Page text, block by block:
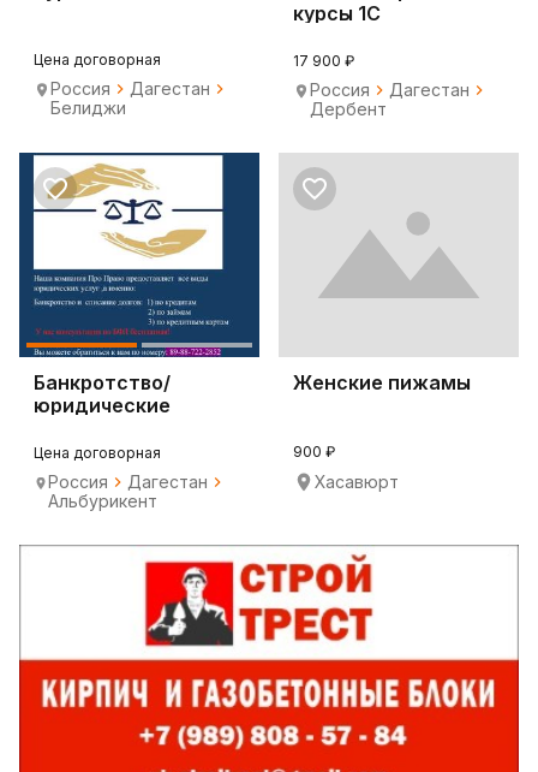
Цена договорная
Россия
Дагестан
Белиджи
курсы 1С
17 900 ₽
Россия
Дагестан
Дербент
Банкротство/
юридические
долгов
Цена договорная
Россия
Дагестан
Альбурикент
Женские пижамы
900 ₽
Хасавюрт